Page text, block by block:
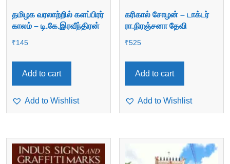
தமிழக வரலாற்றில் களப்பிரர்
காலம் – டி.கே.இரவீந்திரன்
₹145
Add to cart
Add to Wishlist
கரிகால் சோழன் – டாக்டர்
ரா.நிரஞ்சனா தேவி
₹525
Add to cart
Add to Wishlist